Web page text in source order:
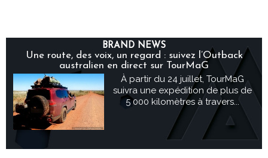
BRAND NEWS
Une route, des voix, un regard : suivez l’Outback
australien en direct sur TourMaG
À partir du 24 juillet, TourMaG
suivra une expédition de plus de
5 000 kilomètres à travers...